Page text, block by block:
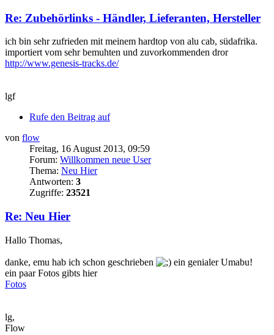
Re: Zubehörlinks - Händler, Lieferanten, Hersteller
ich bin sehr zufrieden mit meinem hardtop von alu cab, südafrika.
importiert vom sehr bemuhten und zuvorkommenden dror
http://www.genesis-tracks.de/
lgf
Rufe den Beitrag auf
von flow
Freitag, 16 August 2013, 09:59
Forum: Willkommen neue User
Thema: Neu Hier
Antworten: 3
Zugriffe: 23521
Re: Neu Hier
Hallo Thomas,
danke, emu hab ich schon geschrieben
ein genialer Umabu!
ein paar Fotos gibts hier
Fotos
lg,
Flow